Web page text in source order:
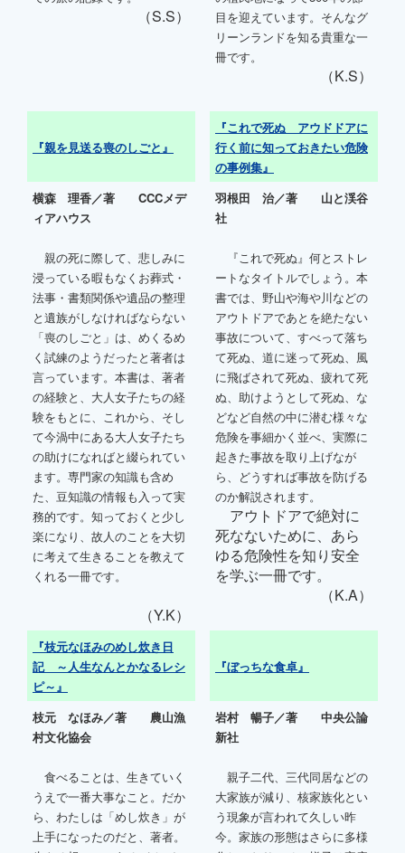
（S.S）
目を迎えています。そんなグ
リーンランドを知る貴重な一
冊です。
（K.S）
『親を見送る喪のしごと』
『これで死ぬ アウドドアに
行く前に知っておきたい危険
の事例集』
横森 理香／著 CCCメデ
ィアハウス
親の死に際して、悲しみに
浸っている暇もなくお葬式・
法事・書類関係や遺品の整理
と遺族がしなければならない
「喪のしごと」は、めくるめ
く試練のようだったと著者は
言っています。本書は、著者
の経験と、大人女子たちの経
験をもとに、これから、そし
て今渦中にある大人女子たち
の助けになればと綴られてい
ます。専門家の知識も含め
た、豆知識の情報も入って実
務的です。知っておくと少し
楽になり、故人のことを大切
に考えて生きることを教えて
くれる一冊です。
（Y.K）
羽根田 治／著 山と渓谷
社
『これで死ぬ』何とストレ
ートなタイトルでしょう。本
書では、野山や海や川などの
アウトドアであとを絶たない
事故について、すべって落ち
て死ぬ、道に迷って死ぬ、風
に飛ばされて死ぬ、疲れて死
ぬ、助けようとして死ぬ、な
どなど自然の中に潜む様々な
危険を事細かく並べ、実際に
起きた事故を取り上げなが
ら、どうすれば事故を防げる
のか解説されます。
アウトドアで絶対に
死なないために、あら
ゆる危険性を知り安全
を学ぶ一冊です。
（K.A）
『枝元なほみのめし炊き日
記 ～人生なんとかなるレシ
ピ～』
『ぼっちな食卓』
枝元 なほみ／著 農山漁
村文化協会
食べることは、生きていく
うえで一番大事なこと。だか
ら、わたしは「めし炊き」が
上手になったのだと、著者。
岩村 暢子／著 中央公論
新社
親子二代、三代同居などの
大家族が減り、核家族化とい
う現象が言われて久しい昨
今。家族の形態はさらに多様